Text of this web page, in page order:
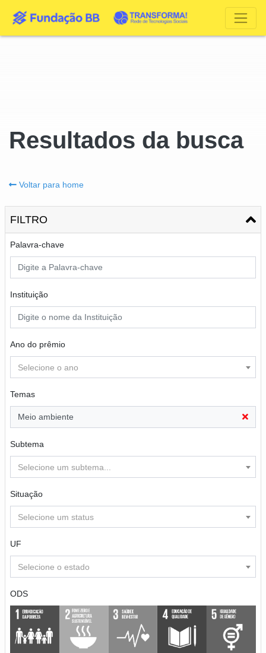
Resultados da busca
Voltar para home
FILTRO
Palavra-chave
Instituição
Ano do prêmio
Selecione o ano
Temas
Meio ambiente
Subtema
Selecione um subtema...
Situação
Selecione um status
UF
Selecione o estado
ODS